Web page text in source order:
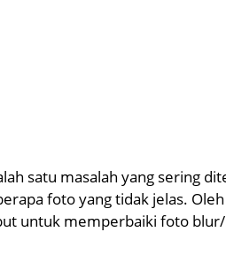
satu masalah yang sering
foto yang tidak jelas.
untuk memperbaiki foto